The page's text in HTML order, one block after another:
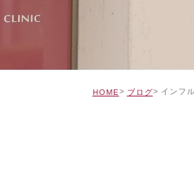
HOME ブログ インフ